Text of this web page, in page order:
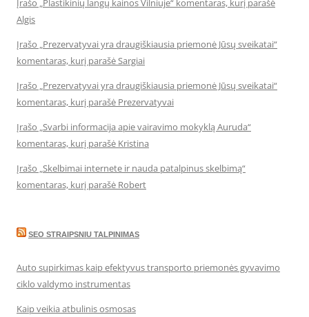
Įrašo „Plastikinių langų kainos Vilniuje“ komentaras, kurį parašė
Algis
Įrašo „Prezervatyvai yra draugiškiausia priemonė Jūsų sveikatai“
komentaras, kurį parašė Sargiai
Įrašo „Prezervatyvai yra draugiškiausia priemonė Jūsų sveikatai“
komentaras, kurį parašė Prezervatyvai
Įrašo „Svarbi informacija apie vairavimo mokyklą Auruda“
komentaras, kurį parašė Kristina
Įrašo „Skelbimai internete ir nauda patalpinus skelbimą“
komentaras, kurį parašė Robert
SEO STRAIPSNIU TALPINIMAS
Auto supirkimas kaip efektyvus transporto priemonės gyvavimo
ciklo valdymo instrumentas
Kaip veikia atbulinis osmosas